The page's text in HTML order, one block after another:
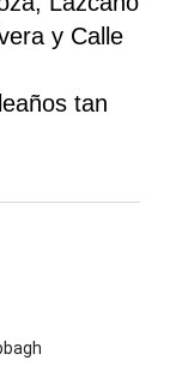
y Calle
tan